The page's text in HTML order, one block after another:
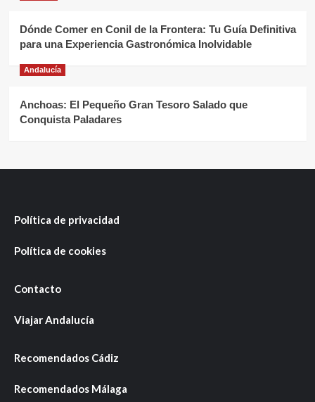
Dónde Comer en Conil de la Frontera: Tu Guía Definitiva
para una Experiencia Gastronómica Inolvidable
Andalucía
Anchoas: El Pequeño Gran Tesoro Salado que
Conquista Paladares
Política de privacidad
Política de cookies
Contacto
Viajar Andalucía
Recomendados Cádiz
Recomendados Málaga